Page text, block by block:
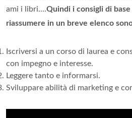
ami i libri....Quindi i consigli di
riassumere in un breve elenco
Iscriversi a un corso di laurea e
con impegno e interesse.
Leggere tanto e informarsi.
Sviluppare abilità di marketing e